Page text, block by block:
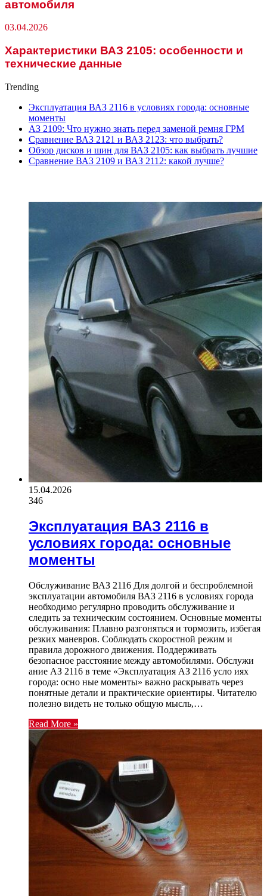
автомобиля
03.04.2026
Характеристики ВАЗ 2105: особенности и
технические данные
Trending
Эксплуатация ВАЗ 2116 в условиях города: основные
моменты
АЗ 2109: Что нужно знать перед заменой ремня ГРМ
Сравнение ВАЗ 2121 и ВАЗ 2123: что выбрать?
Обзор дисков и шин для ВАЗ 2105: как выбрать лучшие
Сравнение ВАЗ 2109 и ВАЗ 2112: какой лучше?
15.04.2026
346
Эксплуатация ВАЗ 2116 в
условиях города: основные
моменты
Обслуживание ВАЗ 2116 Для долгой и беспроблемной
эксплуатации автомобиля ВАЗ 2116 в условиях города
необходимо регулярно проводить обслуживание и
следить за техническим состоянием. Основные моменты
обслуживания: Плавно разгоняться и тормозить, избегая
резких маневров. Соблюдать скоростной режим и
правила дорожного движения. Поддерживать
безопасное расстояние между автомобилями. Обслужи
ание АЗ 2116 в теме «Эксплуатация АЗ 2116 усло иях
города: осно ные моменты» важно раскрывать через
понятные детали и практические ориентиры. Читателю
полезно видеть не только общую мысль,…
Read More »